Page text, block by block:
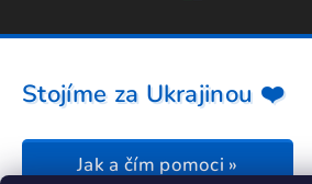
Stojíme za Ukrajinou ❤️
Jak a čím pomoci »